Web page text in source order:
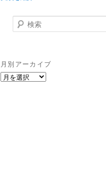
検
索
月別アーカイブ
月